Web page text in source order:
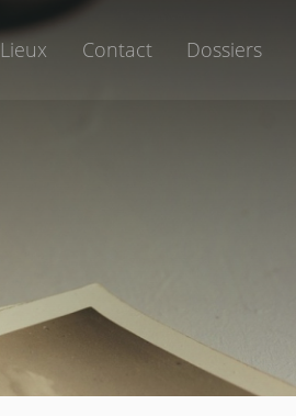
Lieux Contact Dossiers